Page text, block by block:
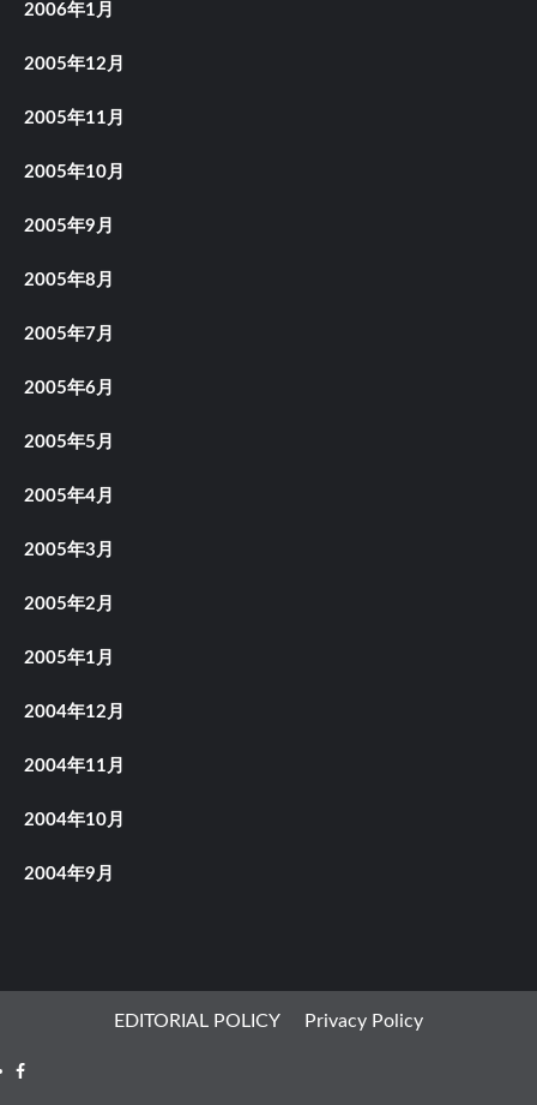
2006年1月
2005年12月
2005年11月
2005年10月
2005年9月
2005年8月
2005年7月
2005年6月
2005年5月
2005年4月
2005年3月
2005年2月
2005年1月
2004年12月
2004年11月
2004年10月
2004年9月
EDITORIAL POLICY Privacy Policy
Facebook